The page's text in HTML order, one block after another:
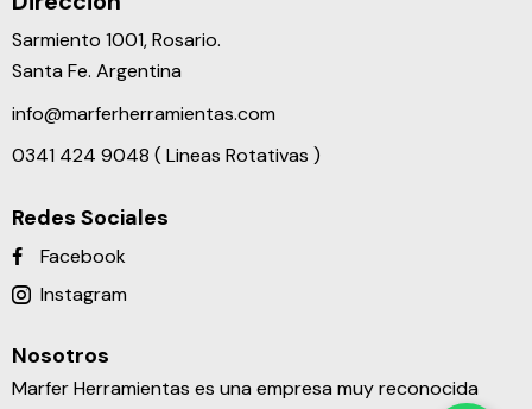
Sarmiento 1001, Rosario.
Santa Fe. Argentina
info@marferherramientas.com
0341 424 9048 ( Lineas Rotativas )
Redes Sociales
Facebook
Instagram
Nosotros
Marfer Herramientas es una empresa muy reconocida